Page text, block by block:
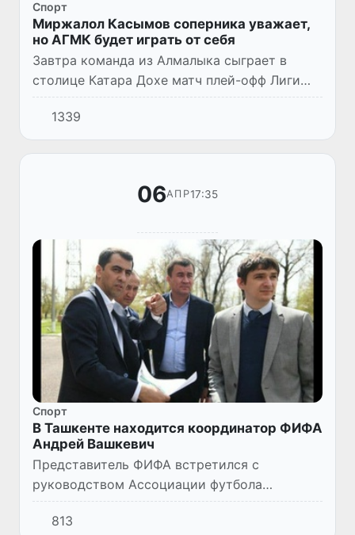
Спорт
Миржалол Касымов соперника уважает,
но АГМК будет играть от себя
Завтра команда из Алмалыка сыграет в
столице Катара Дохе матч плей-офф Лиги
чемпионов АФК с местным клубом «Аль-
Гарафа». Перед игрой на пресс-конференции
тренер нашей команды Миржа...
1339
06АПР17:35
Спорт
В Ташкенте находится координатор ФИФА
Андрей Вашкевич
Представитель ФИФА встретился с
руководством Ассоциации футбола
Узбекистана и ознакомился с планом
строительства тренировочной базы,
813